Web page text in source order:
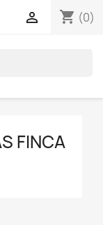
shopping_cart (0)

FINCA